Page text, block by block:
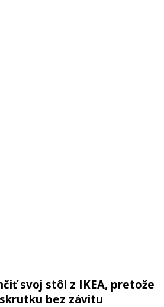
svoj stôl z IKEA, pretože
bez závitu